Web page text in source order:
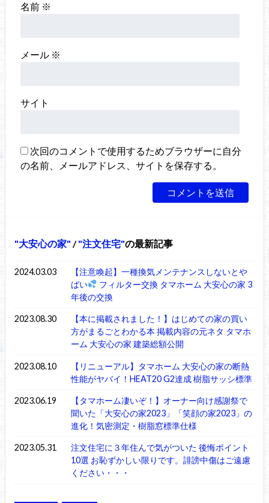
名前 ※
メール ※
サイト
次回のコメントで使用するためブラウザーに自分
の名前、メールアドレス、サイトを保存する。
大安心の家 / 注文住宅 の最新記事
2024.03.03
【注意喚起】一種換気メンテナンスしないとや
ばい
フィルター交換 タマホーム 大安心の家 3
年後の交換
2023.08.30
【本に掲載されました！】はじめての家の買い
方がまるごとわかる本 掲載内容の元ネタ タマホ
ーム 大安心の家 建築総額公開
2023.08.10
【リニューアル】タマホーム 大安心の家の断熱
性能がヤバイ！HEAT20 G2達成 樹脂サッシ標準
2023.06.19
【タマホーム凄いぞ！】オーナー向け感謝祭で
聞いた「大安心の家2023」「笑顔の家2023」の
進化！気密測定・樹脂窓標準仕様
2023.05.31
注文住宅に３年住んで気がついた 後悔ポイント
10選 お恥ずかしい限りです。誹謗中傷はご遠慮
ください・・・